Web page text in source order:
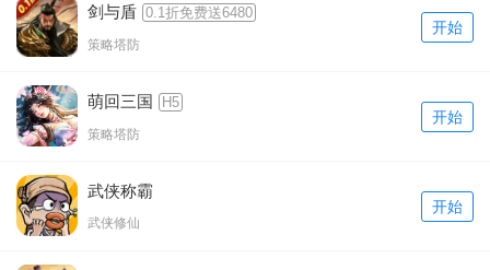
剑与盾 0.1折免费送6480
策略塔防
开始
萌回三国 H5
策略塔防
开始
武侠称霸
武侠修仙
开始